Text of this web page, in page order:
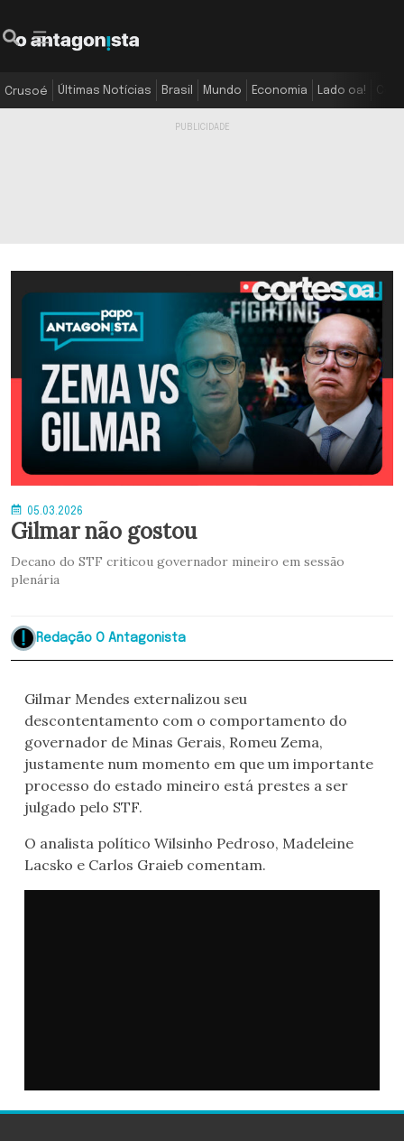
Crusoé Últimas Notícias Brasil Mundo Economia Lado oa!
05.03.2026
Gilmar não gostou
Decano do STF criticou governador mineiro em sessão
plenária
Redação O Antagonista
Gilmar Mendes externalizou seu
descontentamento com o comportamento do
governador de Minas Gerais, Romeu Zema,
justamente num momento em que um importante
processo do estado mineiro está prestes a ser
julgado pelo STF.
O analista político Wilsinho Pedroso, Madeleine
Lacsko e Carlos Graieb comentam.